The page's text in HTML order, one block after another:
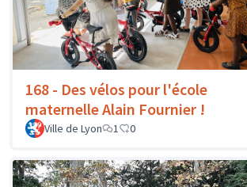
168 - Des vélos pour l'école
maternelle Alain Fournier !
Ville de Lyon 1 0